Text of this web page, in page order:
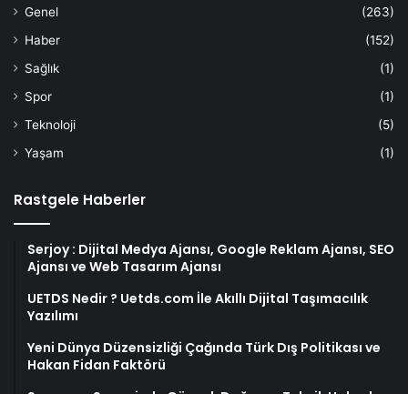
Genel
(263)
Haber
(152)
Sağlık
(1)
Spor
(1)
Teknoloji
(5)
Yaşam
(1)
Rastgele Haberler
Serjoy : Dijital Medya Ajansı, Google Reklam Ajansı, SEO
Ajansı ve Web Tasarım Ajansı
UETDS Nedir ? Uetds.com İle Akıllı Dijital Taşımacılık
Yazılımı
Yeni Dünya Düzensizliği Çağında Türk Dış Politikası ve
Hakan Fidan Faktörü